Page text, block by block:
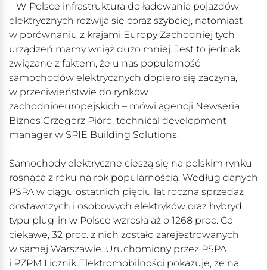
– W Polsce infrastruktura do ładowania pojazdów
elektrycznych rozwija się coraz szybciej, natomiast
w porównaniu z krajami Europy Zachodniej tych
urządzeń mamy wciąż dużo mniej. Jest to jednak
związane z faktem, że u nas popularność
samochodów elektrycznych dopiero się zaczyna,
w przeciwieństwie do rynków
zachodnioeuropejskich – mówi agencji Newseria
Biznes Grzegorz Pióro, technical development
manager w SPIE Building Solutions.
Samochody elektryczne cieszą się na polskim rynku
rosnącą z roku na rok popularnością. Według danych
PSPA w ciągu ostatnich pięciu lat roczna sprzedaż
dostawczych i osobowych elektryków oraz hybryd
typu plug-in w Polsce wzrosła aż o 1268 proc. Co
ciekawe, 32 proc. z nich zostało zarejestrowanych
w samej Warszawie. Uruchomiony przez PSPA
i PZPM Licznik Elektromobilności pokazuje, że na